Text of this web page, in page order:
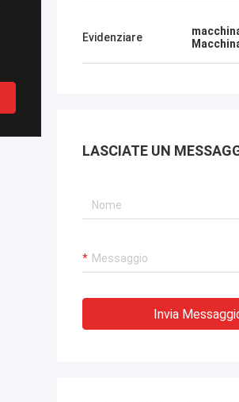
Evidenziare
LASCIATE UN
Invia